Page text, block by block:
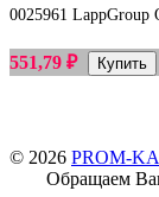
0025961
551,79 ₽
© 2026 PROM-
Обращаем